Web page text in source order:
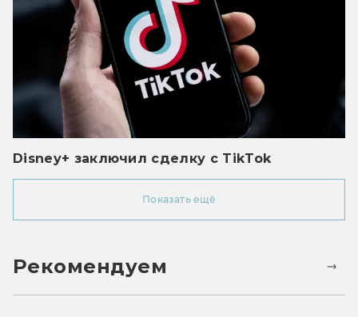
Disney+ заключил сделку с TikTok
Показать ещё
Рекомендуем